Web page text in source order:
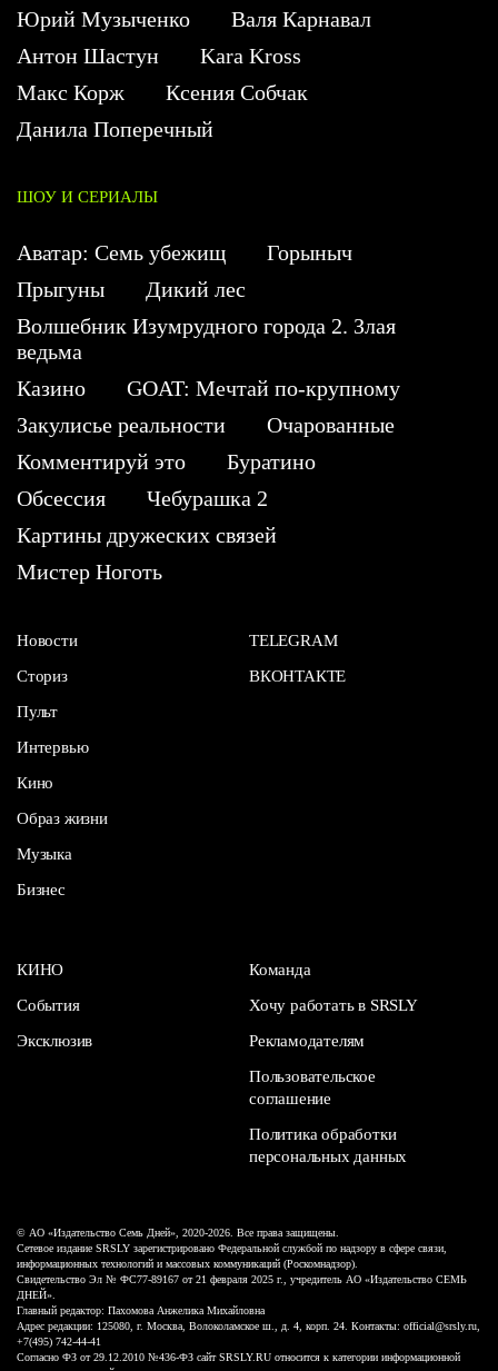
Юрий Музыченко
Валя Карнавал
Антон Шастун
Kara Kross
Макс Корж
Ксения Собчак
Данила Поперечный
ШОУ И СЕРИАЛЫ
Аватар: Семь убежищ
Горыныч
Прыгуны
Дикий лес
Волшебник Изумрудного города 2. Злая
ведьма
Казино
GOAT: Мечтай по-крупному
Закулисье реальности
Очарованные
Комментируй это
Буратино
Обсессия
Чебурашка 2
Картины дружеских связей
Мистер Ноготь
Новости
Сториз
Пульт
Интервью
Кино
Образ жизни
Музыка
Бизнес
TELEGRAM
ВКОНТАКТЕ
КИНО
События
Эксклюзив
Команда
Хочу работать в SRSLY
Рекламодателям
Пользовательское
соглашение
Политика обработки
персональных данных
© АО «Издательство Семь Дней», 2020-2026. Все права защищены.
Сетевое издание SRSLY зарегистрировано Федеральной службой по надзору в сфере связи,
информационных технологий и массовых коммуникаций (Роскомнадзор).
Свидетельство Эл № ФС77-89167 от 21 февраля 2025 г., учредитель АО «Издательство СЕМЬ
ДНЕЙ».
Главный редактор: Пахомова Анжелика Михайловна
Адрес редакции: 125080, г. Москва, Волоколамское ш., д. 4, корп. 24. Контакты: official@srsly.ru,
+7(495) 742-44-41
Согласно ФЗ от 29.12.2010 №436-ФЗ сайт SRSLY.RU относится к категории информационной